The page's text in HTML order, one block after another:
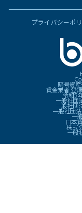
プライバシーポ
暗号資
貸金業者 登
令和5
一般社団
一般社団
一般社団
一
日本
株式
一般